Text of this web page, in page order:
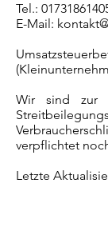
Tel.:
E-Mail:
Wir sind zur
verpflichtet
Letzte